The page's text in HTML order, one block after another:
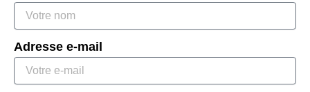
Adresse e-mail